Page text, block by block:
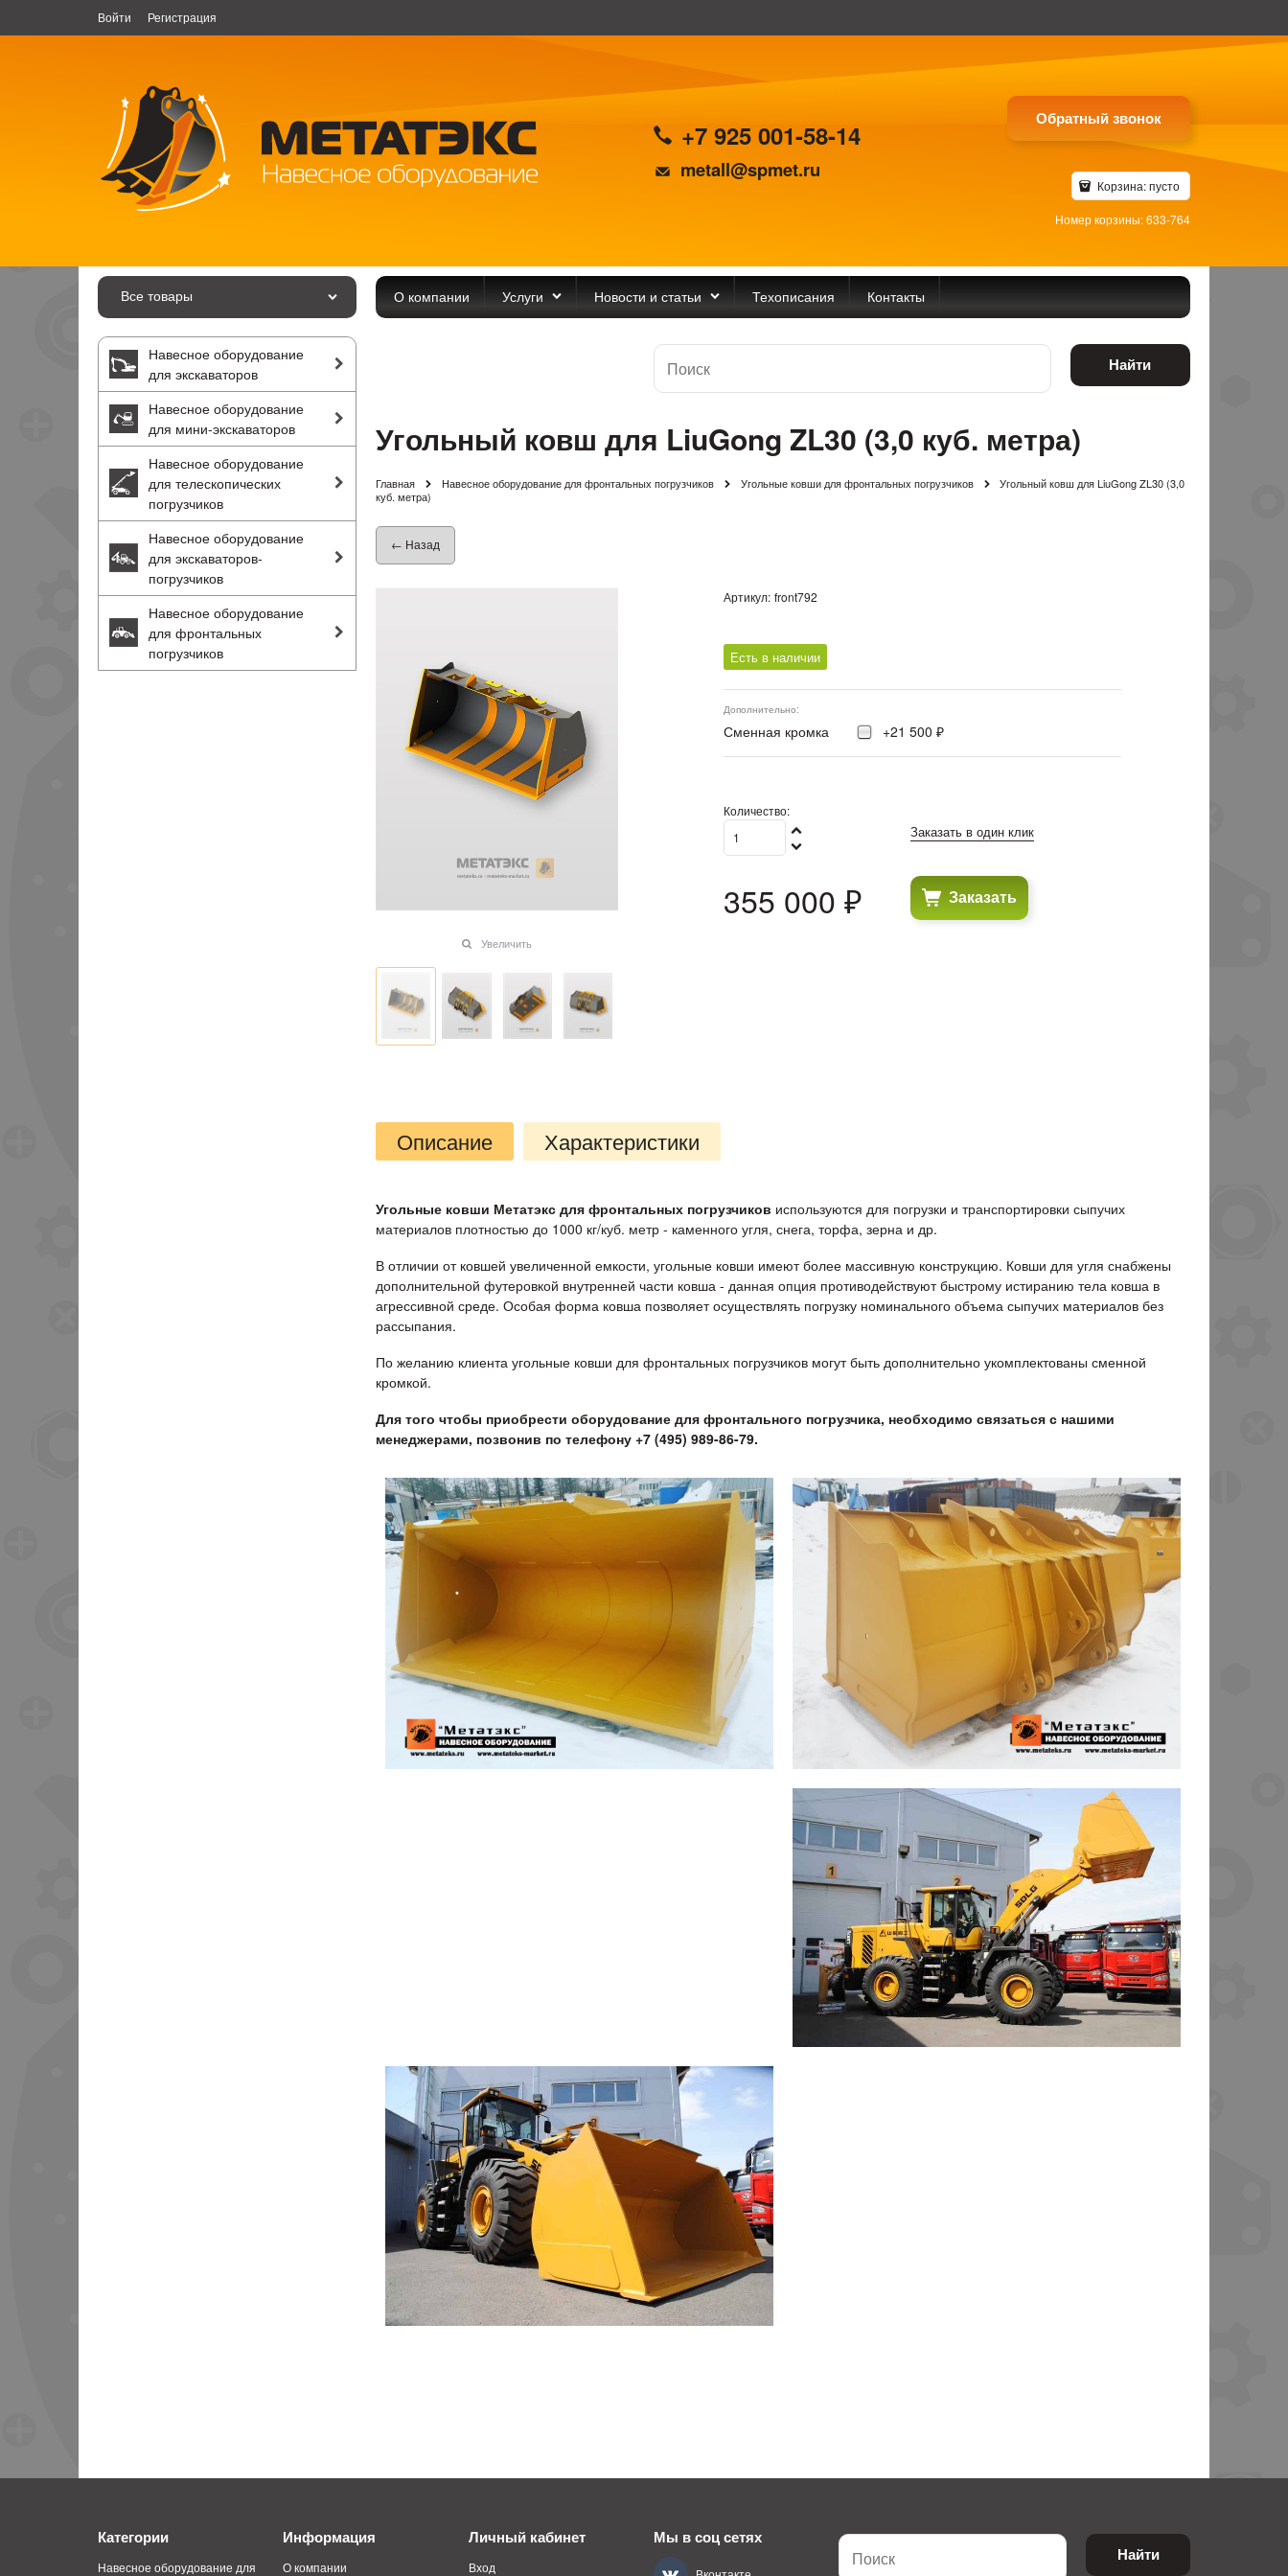
Войти Регистрация
+7 925 001-58-14
metall@spmet.ru
Обратный звонок
Корзина:пусто
Номер корзины: 633-764
Все товары О компании Услуги Новости и статьи Техописания Контакты
Навесное оборудование
для экскаваторов
Навесное оборудование
для мини-экскаваторов
Навесное оборудование
для телескопических
погрузчиков
Навесное оборудование
для экскаваторов-
погрузчиков
Навесное оборудование
для фронтальных
погрузчиков
Найти
Угольный ковш для LiuGong ZL30 (3,0 куб. метра)
Главная Навесное оборудование для фронтальных погрузчиков Угольные ковши для фронтальных погрузчиков
Угольный ковш для LiuGong ZL30 (3,0
куб. метра)
← Назад
Увеличить
Артикул: front792
Есть в наличии
Дополнительно:
Сменная кромка +21 500 ₽
Количество:
355 000 ₽
Заказать в один клик
Заказать
Описание Характеристики
Угольные ковши Метатэкс для фронтальных погрузчиков используются для погрузки и транспортировки сыпучих
материалов плотностью до 1000 кг/куб. метр - каменного угля, снега, торфа, зерна и др.
В отличии от ковшей увеличенной емкости, угольные ковши имеют более массивную конструкцию. Ковши для угля снабжены
дополнительной футеровкой внутренней части ковша - данная опция противодействуют быстрому истиранию тела ковша в
агрессивной среде. Особая форма ковша позволяет осуществлять погрузку номинального объема сыпучих материалов без
рассыпания.
По желанию клиента угольные ковши для фронтальных погрузчиков могут быть дополнительно укомплектованы сменной
кромкой.
Для того чтобы приобрести оборудование для фронтального погрузчика, необходимо связаться с нашими
менеджерами, позвонив по телефону +7 (495) 989-86-79.
Категории
Навесное оборудование для
Информация
О компании
Личный кабинет
Вход
Мы в соц сетях
Найти